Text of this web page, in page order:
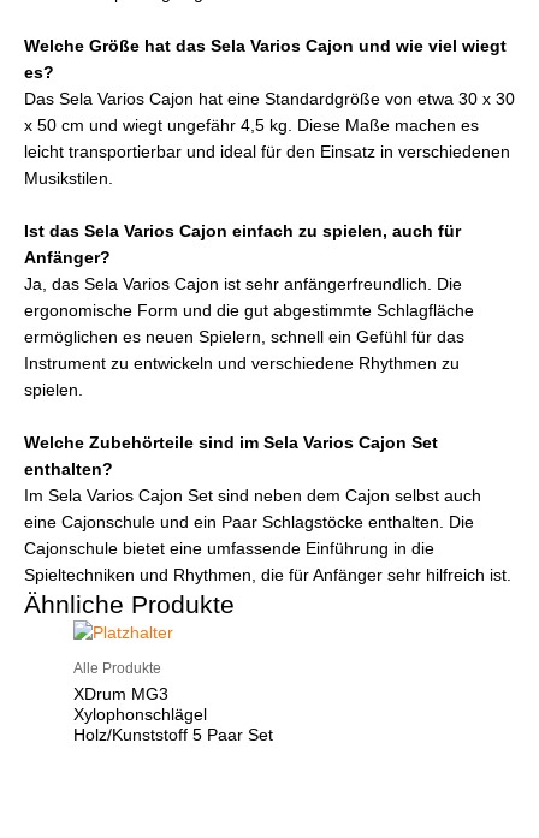
Welche Größe hat das Sela Varios Cajon und wie viel wiegt
es?
Das Sela Varios Cajon hat eine Standardgröße von etwa 30 x 30
x 50 cm und wiegt ungefähr 4,5 kg. Diese Maße machen es
leicht transportierbar und ideal für den Einsatz in verschiedenen
Musikstilen.
Ist das Sela Varios Cajon einfach zu spielen, auch für
Anfänger?
Ja, das Sela Varios Cajon ist sehr anfängerfreundlich. Die
ergonomische Form und die gut abgestimmte Schlagfläche
ermöglichen es neuen Spielern, schnell ein Gefühl für das
Instrument zu entwickeln und verschiedene Rhythmen zu
spielen.
Welche Zubehörteile sind im Sela Varios Cajon Set
enthalten?
Im Sela Varios Cajon Set sind neben dem Cajon selbst auch
eine Cajonschule und ein Paar Schlagstöcke enthalten. Die
Cajonschule bietet eine umfassende Einführung in die
Spieltechniken und Rhythmen, die für Anfänger sehr hilfreich ist.
Ähnliche Produkte
Alle Produkte
XDrum MG3
Xylophonschlägel
Holz/Kunststoff 5 Paar Set